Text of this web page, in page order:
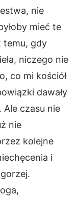
nie
mieć te
temu, gdy
niczego nie
co mi kościół
dawały
Ale czasu nie
nie
kolejne
i